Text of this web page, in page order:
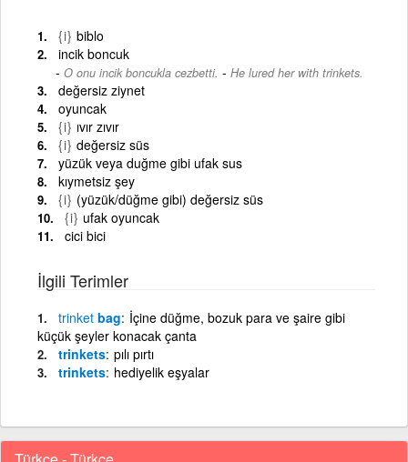
{i} biblo
incik boncuk
O onu incik boncukla cezbetti. - He lured her with trinkets.
değersiz ziynet
oyuncak
{i} ıvır zıvır
{i} değersiz süs
yüzük veya duğme gibi ufak sus
kıymetsiz şey
{i} (yüzük/düğme gibi) değersiz süs
{i} ufak oyuncak
cici bici
İlgili Terimler
trinket bag İçine düğme, bozuk para ve şaire gibi
küçük şeyler konacak çanta
trinkets pılı pırtı
trinkets hediyelik eşyalar